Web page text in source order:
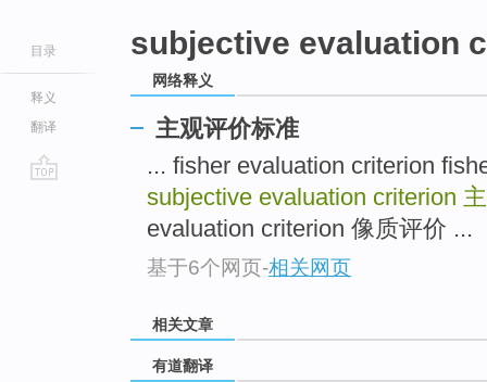
目录
释义
翻译
subjective evaluation
网络释义
主观评价标准
... fisher evaluation criterion
subjective evaluation criterion
evaluation criterion 像质评价 ...
基于6个网页-相关网页
相关文章
有道翻译